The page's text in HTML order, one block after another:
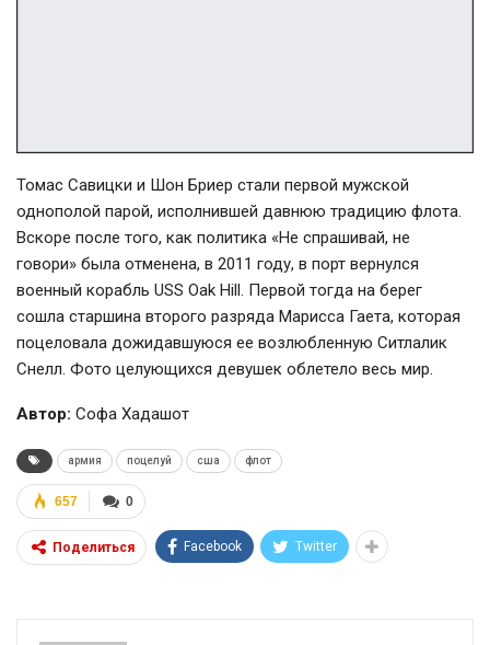
Томас Савицки и Шон Бриер стали первой мужской
однополой парой, исполнившей давнюю традицию флота.
Вскоре после того, как политика «Не спрашивай, не
говори» была отменена, в 2011 году, в порт вернулся
военный корабль USS Oak Hill. Первой тогда на берег
сошла старшина второго разряда Марисса Гаета, которая
поцеловала дожидавшуюся ее возлюбленную Ситлалик
Снелл. Фото целующихся девушек облетело весь мир.
Автор: Софа Хадашот
армия поцелуй сша флот
0
657
Поделиться Facebook Twitter